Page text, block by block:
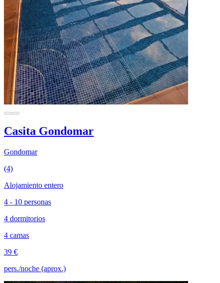
Casita Gondomar
Gondomar
(4)
Alojamiento entero
4 - 10 personas
4 dormitorios
4 camas
39 €
pers./noche (aprox.)